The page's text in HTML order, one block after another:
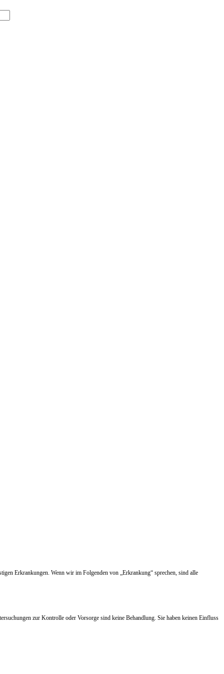
Erkrankungen. Wenn wir im Folgenden von „Erkrankung“ sprechen, sind alle
zur Kontrolle oder Vorsorge sind keine Behandlung. Sie haben keinen Einfluss